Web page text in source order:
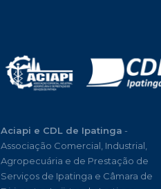
Aciapi e CDL de Ipatinga -
Associação Comercial, Industrial,
Agropecuária e de Prestação de
Serviços de Ipatinga e Câmara de